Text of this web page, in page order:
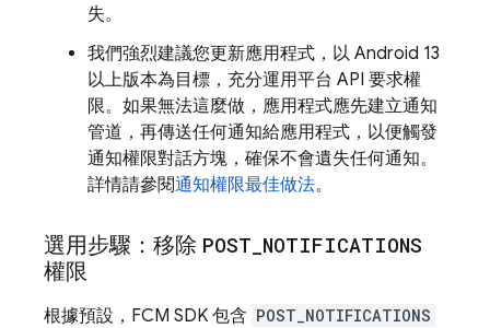
失。
我們強烈建議您更新應用程式，以 Android 13
以上版本為目標，充分運用平台 API 要求權
限。如果無法這麼做，應用程式應先建立通知
管道，再傳送任何通知給應用程式，以便觸發
通知權限對話方塊，確保不會遺失任何通知。
詳情請參閱通知權限最佳做法。
選用步驟：移除 POST NOTIFICATIONS
權限
根據預設， FCM SDK 包含 POST_NOTIFICATIONS